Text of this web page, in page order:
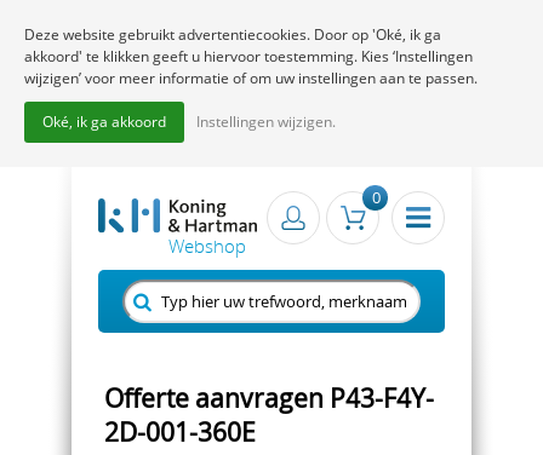
0
Offerte aanvragen P43-F4Y-
2D-001-360E
Deze website gebruikt advertentiecookies. Door op 'Oké, ik ga
akkoord' te klikken geeft u hiervoor toestemming. Kies ‘Instellingen
wijzigen’ voor meer informatie of om uw instellingen aan te passen.
Oké, ik ga akkoord Instellingen wijzigen.